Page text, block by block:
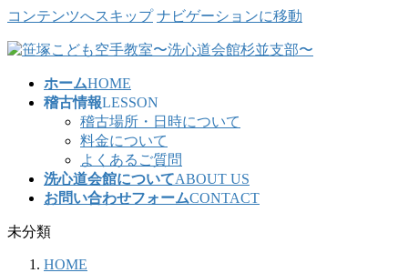
コンテンツへスキップ ナビゲーションに移動
ホームHOME
稽古情報LESSON
稽古場所・日時について
料金について
よくあるご質問
洗心道会館についてABOUT US
お問い合わせフォームCONTACT
未分類
HOME